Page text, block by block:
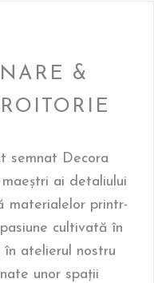
&
semnat Decora
ai detaliului
materialelor printr-
cultivată în
atelierul nostru
unor spații